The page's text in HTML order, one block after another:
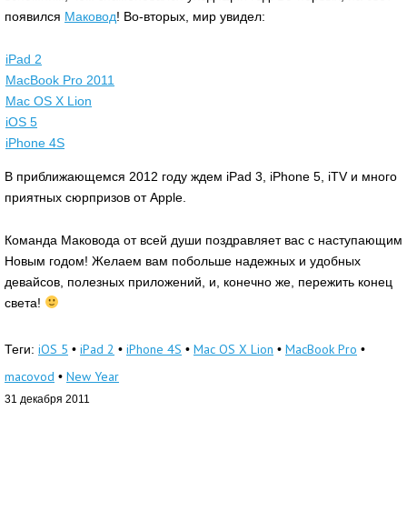
появился Маковод! Во-вторых, мир увидел:
iPad 2
MacBook Pro 2011
Mac OS X Lion
iOS 5
iPhone 4S
В приближающемся 2012 году ждем iPad 3, iPhone 5, iTV и много
приятных сюрпризов от Apple.
Команда Маковода от всей души поздравляет вас с наступающим
Новым годом! Желаем вам побольше надежных и удобных
девайсов, полезных приложений, и, конечно же, пережить конец
света!
Теги: iOS 5 • iPad 2 • iPhone 4S • Mac OS X Lion • MacBook Pro •
macovod • New Year
31 декабря 2011